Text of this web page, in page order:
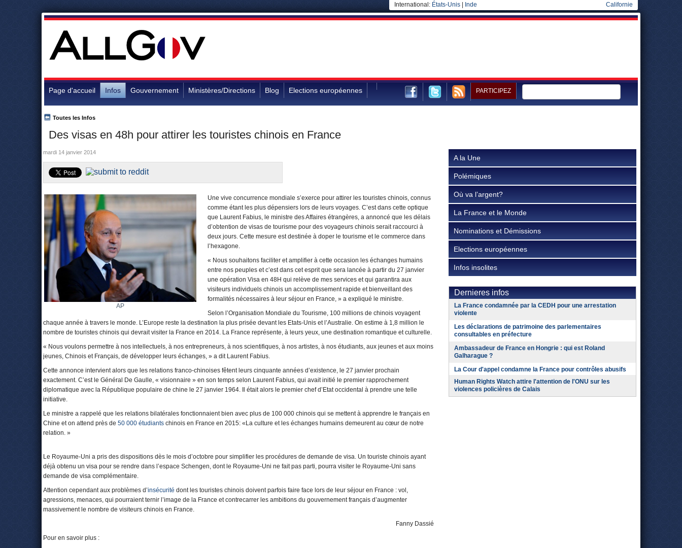
International: États-Unis Inde Californie
Page d'accueil Infos Gouvernement Ministères/Directions Blog Elections européennes PARTICIPEZ
Des visas en 48h pour attirer les touristes chinois en France
Toutes les Infos
mardi 14 janvier 2014
AP
Une vive concurrence mondiale s’exerce pour attirer les touristes chinois, connus
comme étant les plus dépensiers lors de leurs voyages. C’est dans cette optique
que Laurent Fabius, le ministre des Affaires étrangères, a annoncé que les délais
d’obtention de visas de tourisme pour des voyageurs chinois serait raccourci à
deux jours. Cette mesure est destinée à doper le tourisme et le commerce dans
l’hexagone.
« Nous souhaitons faciliter et amplifier à cette occasion les échanges humains
entre nos peuples et c’est dans cet esprit que sera lancée à partir du 27 janvier
une opération Visa en 48H qui relève de mes services et qui garantira aux
visiteurs individuels chinois un accomplissement rapide et bienveillant des
formalités nécessaires à leur séjour en France, » a expliqué le ministre.
Selon l’Organisation Mondiale du Tourisme, 100 millions de chinois voyagent
chaque année à travers le monde. L’Europe reste la destination la plus prisée devant les Etats-Unis et l’Australie. On estime à 1,8 million le
nombre de touristes chinois qui devrait visiter la France en 2014. La France représente, à leurs yeux, une destination romantique et culturelle.
« Nous voulons permettre à nos intellectuels, à nos entrepreneurs, à nos scientifiques, à nos artistes, à nos étudiants, aux jeunes et aux moins
jeunes, Chinois et Français, de développer leurs échanges, » a dit Laurent Fabius.
Cette annonce intervient alors que les relations franco-chinoises fêtent leurs cinquante années d’existence, le 27 janvier prochain
exactement. C’est le Général De Gaulle, « visionnaire » en son temps selon Laurent Fabius, qui avait initié le premier rapprochement
diplomatique avec la République populaire de chine le 27 janvier 1964. Il était alors le premier chef d’Etat occidental à prendre une telle
initiative.
Le ministre a rappelé que les relations bilatérales fonctionnaient bien avec plus de 100 000 chinois qui se mettent à apprendre le français en
Chine et on attend près de 50 000 étudiants chinois en France en 2015: «La culture et les échanges humains demeurent au cœur de notre
relation. »
Le Royaume-Uni a pris des dispositions dès le mois d’octobre pour simplifier les procédures de demande de visa. Un touriste chinois ayant
déjà obtenu un visa pour se rendre dans l’espace Schengen, dont le Royaume-Uni ne fait pas parti, pourra visiter le Royaume-Uni sans
demande de visa complémentaire.
Attention cependant aux problèmes d’insécurité dont les touristes chinois doivent parfois faire face lors de leur séjour en France : vol,
agressions, menaces, qui pourraient ternir l’image de la France et contrecarrer les ambitions du gouvernement français d’augmenter
massivement le nombre de visiteurs chinois en France.
Fanny Dassié
Pour en savoir plus :
A la Une
Polémiques
Où va l’argent?
La France et le Monde
Nominations et Démissions
Elections européennes
Infos insolites
Dernieres infos
La France condamnée par la CEDH pour une arrestation
violente
Les déclarations de patrimoine des parlementaires
consultables en préfecture
Ambassadeur de France en Hongrie : qui est Roland
Galharague ?
La Cour d'appel condamne la France pour contrôles abusifs
Human Rights Watch attire l'attention de l'ONU sur les
violences policières de Calais